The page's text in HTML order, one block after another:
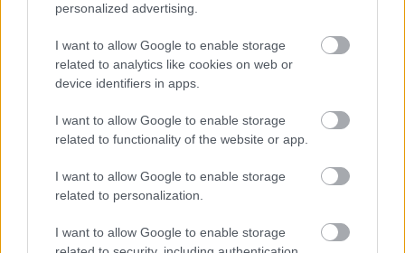
personalized advertising.
I want to allow Google to enable storage
related to analytics like cookies on web or
device identifiers in apps.
I want to allow Google to enable storage
related to functionality of the website or app.
I want to allow Google to enable storage
related to personalization.
I want to allow Google to enable storage
A sprintes lebonyolítás külön kihívást jelent, hiszen
egyetlen szabadedzés alatt kell megtalálni az
ideális beállításokat. „A cél, hogy a tanultakat
mindazt, ami az első versenyeken biztató volt,
hibázási lehetőség” – mondta, majd arról is
pillanat. „Ez számomra nagy büszkeség. Az elmúlt